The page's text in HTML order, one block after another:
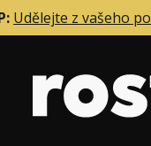
Udělejte z vašeho